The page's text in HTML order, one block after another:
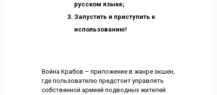
русском языке;
Запустить и приступить к
использованию!
Война Крабов – приложение в жанре экшен,
где пользователю предстоит управлять
собственной армией подводных жителей.